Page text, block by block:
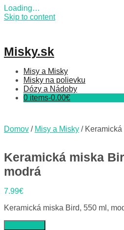
Loading…
Skip to content
Misky.sk
Misy a Misky
Misky na polievku
Dózy a Nádoby
0 items-0.00€
Domov / Misy a Misky / Keramická
Keramická miska
modrá
7.99€
Keramická miska Bird, 550 ml,